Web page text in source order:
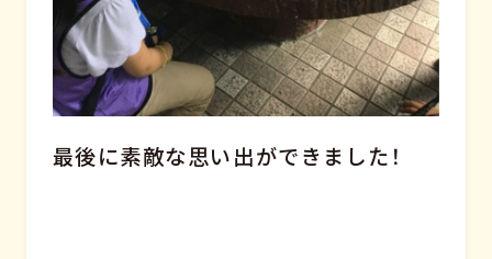
最後に素敵な思い出ができました！